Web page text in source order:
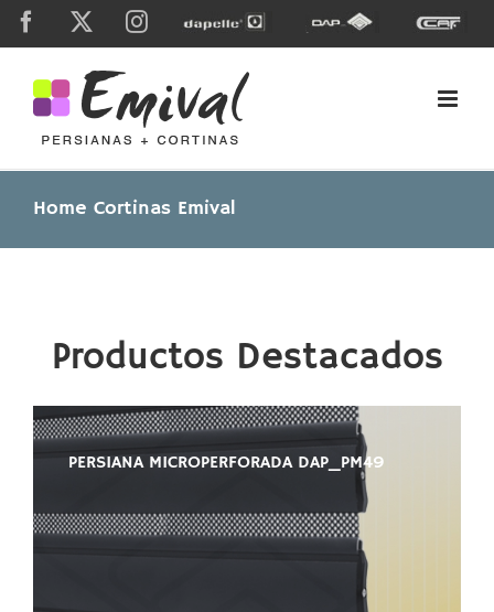
Skip
Facebook Instagram
Dapelle
Grupo
Dap
Caf
Home Cortinas Emival
Productos Destacados
PERSIANA MICROPERFORADA DAP_PM49